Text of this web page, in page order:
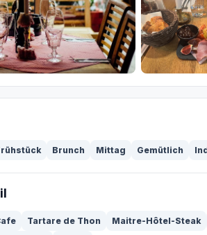
Brunch Mittag Gemütlich
Tartare de Thon Maitre-Hôtel-Steak